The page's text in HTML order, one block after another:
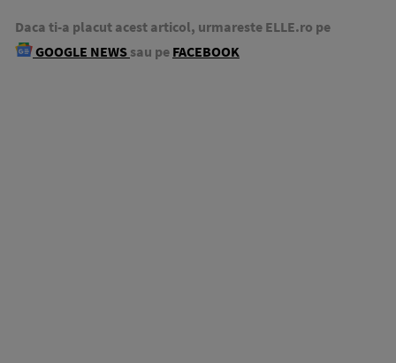
Daca ti-a placut acest articol, urmareste ELLE.ro pe
GOOGLE NEWS sau pe FACEBOOK